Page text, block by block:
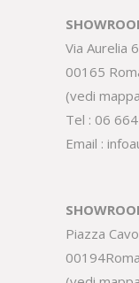
Via Aurelia
00165
(vedi mappa
Tel : 06
Email :
Piazza
00194Roma